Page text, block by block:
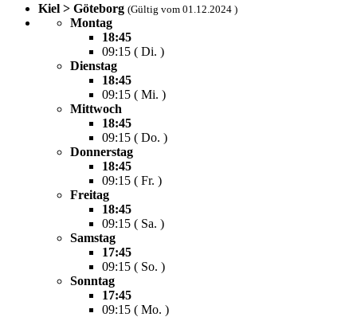
Kiel > Göteborg (Gültig vom 01.12.2024 )
Montag
18:45
09:15 ( Di. )
Dienstag
18:45
09:15 ( Mi. )
Mittwoch
18:45
09:15 ( Do. )
Donnerstag
18:45
09:15 ( Fr. )
Freitag
18:45
09:15 ( Sa. )
Samstag
17:45
09:15 ( So. )
Sonntag
17:45
09:15 ( Mo. )